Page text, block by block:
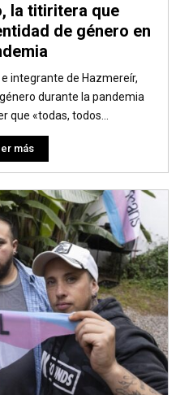
la titiritera que
de género en
integrante de Hazmereír,
durante la pandemia
que «todas, todos...
más